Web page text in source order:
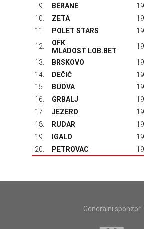
9.
BERANE 19
10.
ZETA 19
11.
POLET STARS 19
12.
OFK
MLADOST LOB.BET
19
13.
BRSKOVO 19
14.
DEČIĆ 19
15.
BUDVA 19
16.
GRBALJ 19
17.
JEZERO 19
18.
RUDAR 19
19.
IGALO 19
20.
PETROVAC 19
Generalni sponzor